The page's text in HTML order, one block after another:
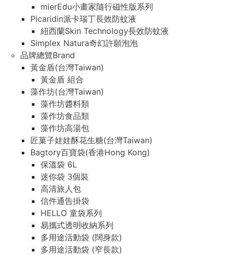
mierEdu小畫家隨行磁性版系列
Picaridin派卡瑞丁長效防蚊液
紐西蘭Skin Technology長效防蚊液
Simplex Natura奇幻許願泡泡
品牌總覽Brand
黃金盾(台灣Taiwan)
黃金盾 組合
藻作坊(台灣Taiwan)
藻作坊醬料類
藻作坊食品類
藻作坊高湯包
匠菓子娃娃酥花生糖(台灣Taiwan)
Bagtory百寶袋(香港Hong Kong)
保溫袋 6L
迷你袋 3個裝
高清旅人包
信件通告掛袋
HELLO 童袋系列
易攜式透明收納系列
多用途活動袋 (闊身款)
多用途活動袋 (窄長款)